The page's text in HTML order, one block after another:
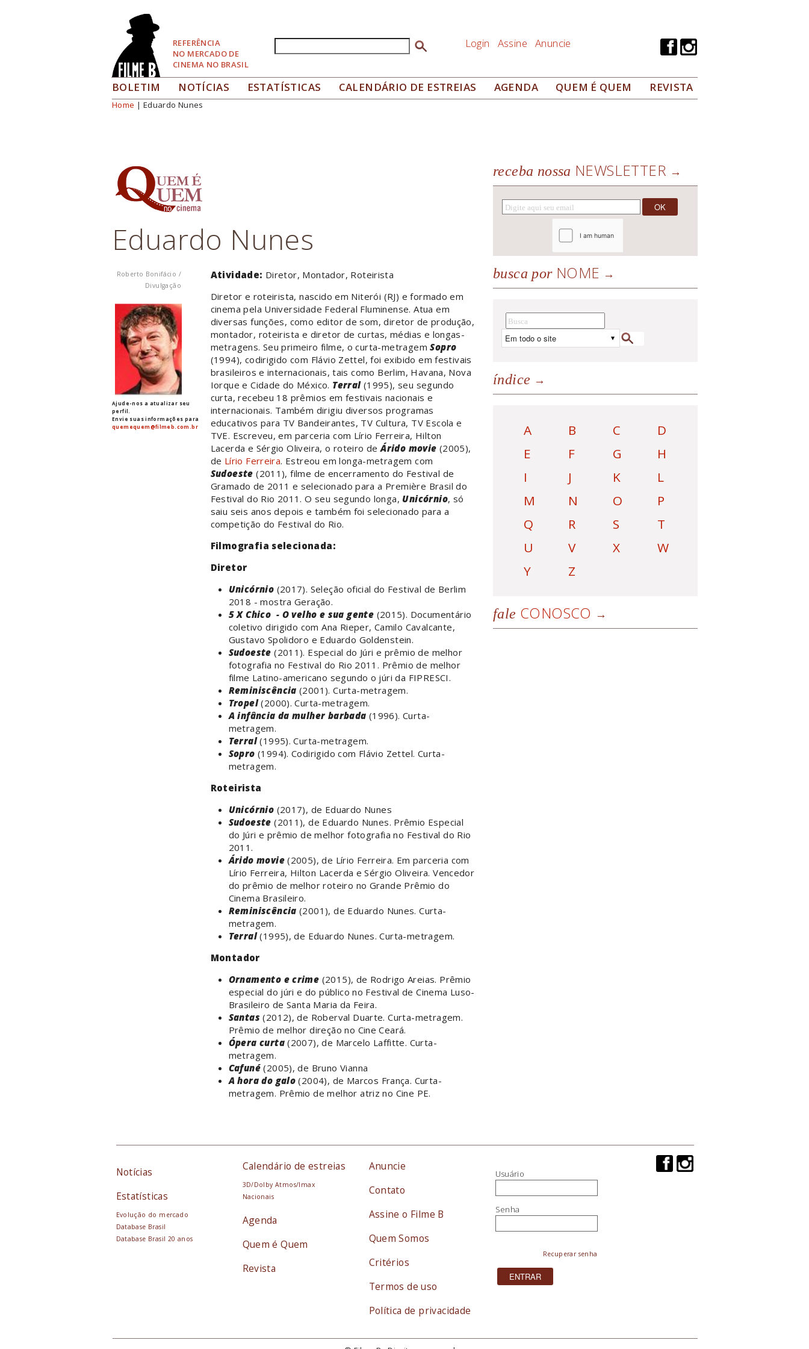
REFERÊNCIA
NO MERCADO DE
CINEMA NO BRASIL
Formulário de busca Login Assine Anuncie
BOLETIM NOTÍCIAS ESTATÍSTICAS CALENDÁRIO DE ESTREIAS AGENDA QUEM É QUEM REVISTA
Você está aqui
Home | Eduardo Nunes
Eduardo Nunes
Roberto Bonifácio /
Divulgação
Ajude-nos a atualizar seu
perfil.
Envie suas informações para
quemequem@filmeb.com.br
Atividade: Diretor, Montador, Roteirista
Diretor e roteirista, nascido em Niterói (RJ) e formado em
cinema pela Universidade Federal Fluminense. Atua em
diversas funções, como editor de som, diretor de produção,
montador, roteirista e diretor de curtas, médias e longas-
metragens. Seu primeiro filme, o curta-metragemSopro
(1994), codirigido com Flávio Zettel, foi exibido em festivais
brasileiros e internacionais, tais como Berlim, Havana, Nova
Iorque e Cidade do México. Terral(1995), seu segundo
curta, recebeu 18 prêmios em festivais nacionais e
internacionais. Também dirigiu diversos programas
educativos para TV Bandeirantes, TV Cultura, TV Escola e
TVE. Escreveu, em parceria com Lírio Ferreira, Hilton
Lacerda e Sérgio Oliveira, o roteiro deÁrido movie (2005),
de Lírio Ferreira. Estreou em longa-metragem com
Sudoeste (2011), filme de encerramento do Festival de
Gramado de 2011 e selecionado para a Première Brasil do
Festival do Rio 2011. O seu segundo longa, Unicórnio, só
saiu seis anos depois e também foi selecionado para a
competição do Festival do Rio.
Filmografia selecionada:
Diretor
Unicórnio (2017). Seleção oficial do Festival de Berlim
2018 - mostra Geração.
5 X Chico - O velho e sua gente (2015). Documentário
coletivo dirigido com Ana Rieper, Camilo Cavalcante,
Gustavo Spolidoro e Eduardo Goldenstein.
Sudoeste (2011). Especial do Júri e prêmio de melhor
fotografia no Festival do Rio 2011. Prêmio de melhor
filme Latino-americano segundo o júri da FIPRESCI.
Reminiscência (2001). Curta-metragem.
Tropel(2000). Curta-metragem.
A infância da mulher barbada (1996). Curta-
metragem.
Terral(1995). Curta-metragem.
Sopro (1994). Codirigido com Flávio Zettel. Curta-
metragem.
Roteirista
Unicórnio (2017), de Eduardo Nunes
Sudoeste (2011), de Eduardo Nunes. Prêmio Especial
do Júri e prêmio de melhor fotografia no Festival do Rio
2011.
Árido movie(2005), de Lírio Ferreira. Em parceria com
Lírio Ferreira, Hilton Lacerda e Sérgio Oliveira. Vencedor
do prêmio de melhor roteiro no Grande Prêmio do
Cinema Brasileiro.
Reminiscência (2001), de Eduardo Nunes. Curta-
metragem.
Terral(1995), de Eduardo Nunes. Curta-metragem.
Montador
Ornamento e crime (2015), de Rodrigo Areias. Prêmio
especial do júri e do público no Festival de Cinema Luso-
Brasileiro de Santa Maria da Feira.
Santas (2012), de Roberval Duarte. Curta-metragem.
Prêmio de melhor direção no Cine Ceará.
Ópera curta(2007), de Marcelo Laffitte. Curta-
metragem.
Cafuné(2005), de Bruno Vianna
A hora do galo (2004), de Marcos França. Curta-
metragem. Prêmio de melhor atriz no Cine PE.
receba nossa NEWSLETTER
busca porNOME
índice
A B C
D
E
F G
H
I
J K
L
M
N O
P
Q
R S
T
U
V X
W
Y
Z
fale CONOSCO
Notícias
Estatísticas
Evolução do mercado
Database Brasil
Database Brasil 20 anos
Calendário de estreias
3D/Dolby Atmos/Imax
Nacionais
Agenda
Quem é Quem
Revista
Anuncie
Contato
Assine o Filme B
Quem Somos
Critérios
Termos de uso
Política de privacidade
Usuário
Senha
Recuperar senha